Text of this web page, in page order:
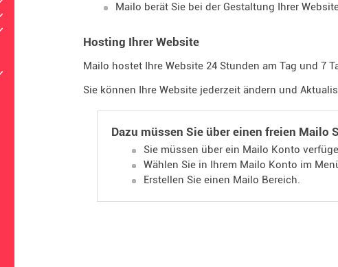
Mailo berät Sie bei der Gestaltung Ihrer
Hosting Ihrer Website
Mailo hostet Ihre Website 24 Stunden am Tag und 7
Sie können Ihre Website jederzeit ändern und
Dazu müssen Sie über einen freien Mailo
Sie müssen über ein Mailo Konto
Wählen Sie in Ihrem Mailo Konto im
Erstellen Sie einen Mailo Bereich.